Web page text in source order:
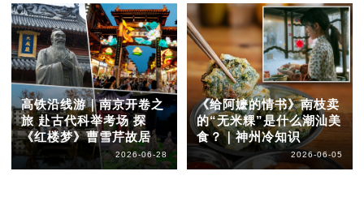
高铁沿线游｜南京开卷之
旅 赴古代科举考场 探
《红楼梦》曹雪芹故居
2026-06-28
《给阿嬷的情书》南枝卖
的“无米粿”是什么潮汕美
食？｜神州冷知识
2026-06-05